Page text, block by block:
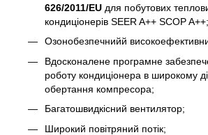
626/2011/EU для побутових
кондиціонерів SEER A++ SCOP A++;
Озонобезпечнийй
Вдосконалене програмне
роботу кондиціонера в широкому
обертання компресора;
Багатошвидкісний вентилятор;
Широкий повітряний потік;